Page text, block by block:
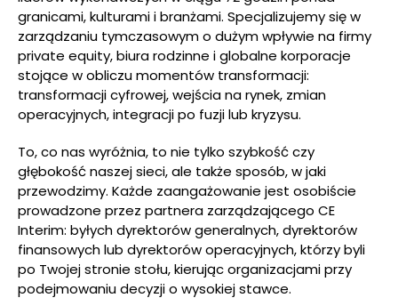
granicami, kulturami i branżami. Specjalizujemy się w
zarządzaniu tymczasowym o dużym wpływie na firmy
private equity, biura rodzinne i globalne korporacje
stojące w obliczu momentów transformacji:
transformacji cyfrowej, wejścia na rynek, zmian
operacyjnych, integracji po fuzji lub kryzysu.
To, co nas wyróżnia, to nie tylko szybkość czy
głębokość naszej sieci, ale także sposób, w jaki
przewodzimy. Każde zaangażowanie jest osobiście
prowadzone przez partnera zarządzającego CE
Interim: byłych dyrektorów generalnych, dyrektorów
finansowych lub dyrektorów operacyjnych, którzy byli
po Twojej stronie stołu, kierując organizacjami przy
podejmowaniu decyzji o wysokiej stawce.